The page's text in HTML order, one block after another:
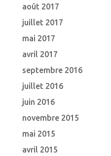
août 2017
juillet 2017
mai 2017
avril 2017
septembre 2016
juillet 2016
juin 2016
novembre 2015
mai 2015
avril 2015